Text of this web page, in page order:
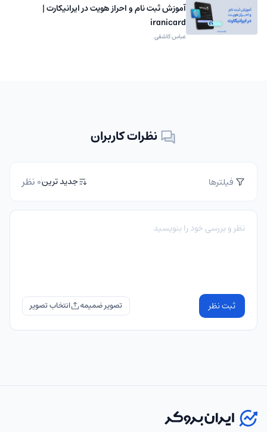
آموزش ثبت نام و احراز هویت در ایرانیکارت |
iranicard
عباس کاشفی
نظرات کاربران
فیلترها جدید ترین0 نظر
ثبت نظر تصویر ضمیمه